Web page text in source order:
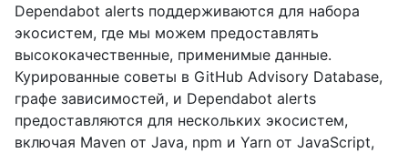
Dependabot alerts поддерживаются для набора
экосистем, где мы можем предоставлять
высококачественные, применимые данные.
Курированные советы в GitHub Advisory Database,
графе зависимостей, и Dependabot alerts
предоставляются для нескольких экосистем,
включая Maven от Java, npm и Yarn от JavaScript,